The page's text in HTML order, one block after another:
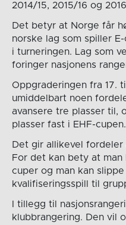
2014/15, 2015/16 og
Det betyr at Norge får
norske lag som spiller
i turneringen. Lag som
foringer nasjonens
Oppgraderingen fra 17.
umiddelbart noen
avansere tre plasser til,
plasser fast i EHF-cupen.
Det gir allikevel fordeler
For det kan bety at man
cuper og man kan
kvalifiseringsspill til
I tillegg til
klubbrangering. Den vil